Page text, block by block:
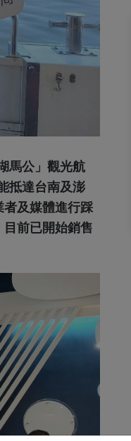
馬公」觀光航
抵達台南及澎
及媒體進行踩
前已開始銷售